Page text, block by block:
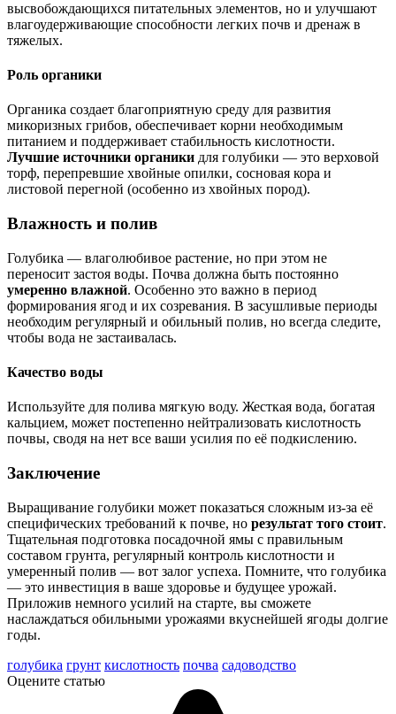
высвобождающихся питательных элементов, но и улучшают
влагоудерживающие способности легких почв и дренаж в
тяжелых.
Роль органики
Органика создает благоприятную среду для развития
микоризных грибов, обеспечивает корни необходимым
питанием и поддерживает стабильность кислотности.
Лучшие источники органики для голубики — это верховой
торф, перепревшие хвойные опилки, сосновая кора и
листовой перегной (особенно из хвойных пород).
Влажность и полив
Голубика — влаголюбивое растение, но при этом не
переносит застоя воды. Почва должна быть постоянно
умеренно влажной. Особенно это важно в период
формирования ягод и их созревания. В засушливые периоды
необходим регулярный и обильный полив, но всегда следите,
чтобы вода не застаивалась.
Качество воды
Используйте для полива мягкую воду. Жесткая вода, богатая
кальцием, может постепенно нейтрализовать кислотность
почвы, сводя на нет все ваши усилия по её подкислению.
Заключение
Выращивание голубики может показаться сложным из-за её
специфических требований к почве, но результат того стоит.
Тщательная подготовка посадочной ямы с правильным
составом грунта, регулярный контроль кислотности и
умеренный полив — вот залог успеха. Помните, что голубика
— это инвестиция в ваше здоровье и будущее урожай.
Приложив немного усилий на старте, вы сможете
наслаждаться обильными урожаями вкуснейшей ягоды долгие
годы.
голубика грунт кислотность почва садоводство
Оцените статью